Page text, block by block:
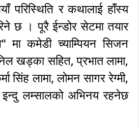
परिस्थिति र कथालाई हाँस्य
छ । पूरै ईन्डोर सेटमा तयार
मा कमेडी च्याम्पियन सिजन
खड्का सहित, प्रभात लामा,
सिंह लामा, लोमन सागर रेग्मी,
इन्दु लम्सालको अभिनय रहनेछ